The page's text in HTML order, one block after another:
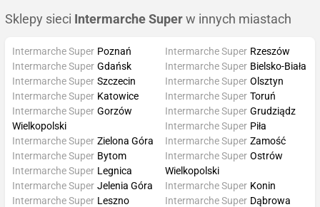
Sklepy sieci Intermarche Super w innych miastach
Intermarche Super Poznań
Intermarche Super Gdańsk
Intermarche Super Szczecin
Intermarche Super Katowice
Intermarche Super Rzeszów
Intermarche Super Bielsko-Biała
Intermarche Super Olsztyn
Intermarche Super Toruń
Intermarche Super Gorzów
Wielkopolski
Intermarche Super Zielona Góra
Intermarche Super Bytom
Intermarche Super Legnica
Intermarche Super Grudziądz
Intermarche Super Piła
Intermarche Super Zamość
Intermarche Super Ostrów
Wielkopolski
Intermarche Super Jelenia Góra
Intermarche Super Leszno
Intermarche Super Konin
Intermarche Super Dąbrowa